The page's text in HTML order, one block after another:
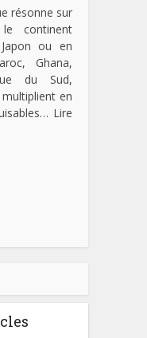
résonne sur
continent
ou en
Ghana,
du Sud,
en
Lire